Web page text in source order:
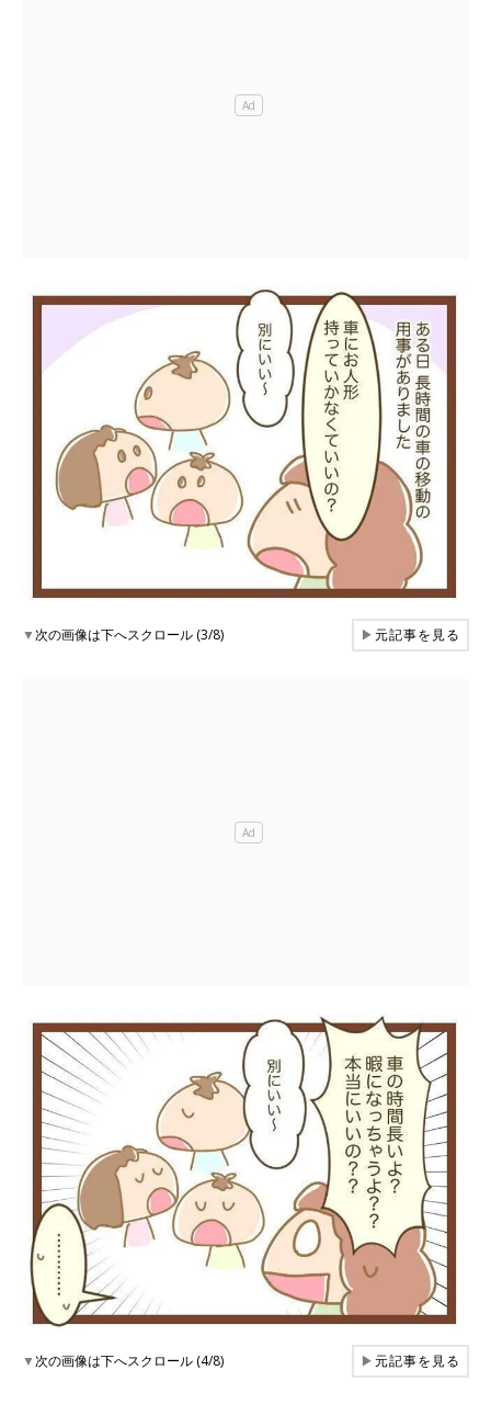
▼次の画像は下へスクロール (3/8) ▶元記事を見る
▼次の画像は下へスクロール (4/8) ▶元記事を見る